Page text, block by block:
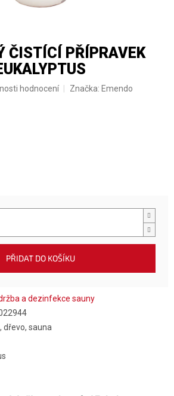
ČISTÍCÍ PŘÍPRAVEK
hodnocení Značka: Emendo
PŘIDAT DO KOŠÍKU
a dezinfekce sauny
dřevo, sauna